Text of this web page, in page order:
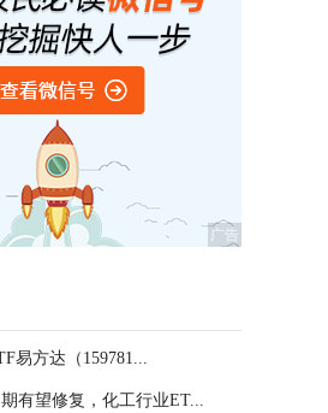
易方达（159781...
有望修复，化工行业ET...